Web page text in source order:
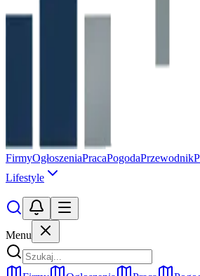
FirmyOgłoszeniaPracaPogodaPrzewodnik
Lifestyle
Menu